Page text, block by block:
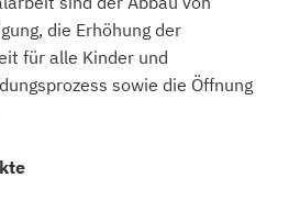
die Erhöhung der
für alle Kinder und
sowie die Öffnung